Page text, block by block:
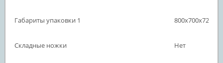
Габариты упаковки 1 800х700х720
Складные ножки Нет